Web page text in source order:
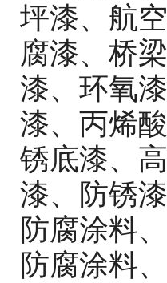
坪漆、航
腐漆、桥
漆、环氧
漆、丙烯
锈底漆、
漆、防锈
防腐涂料
防腐涂料